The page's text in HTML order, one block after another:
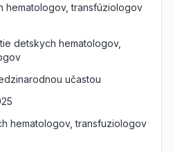
hematologov, transfúziologov
detskych hematologov,
učastou
hematologov, transfuziologov